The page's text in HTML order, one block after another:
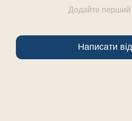
Додайте перший
Написати